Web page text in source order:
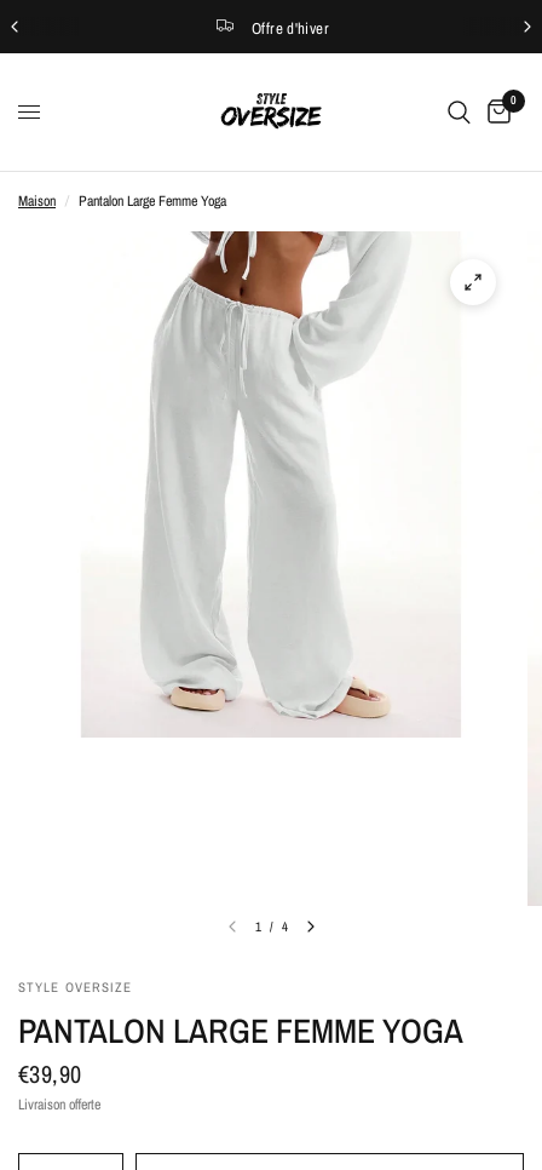
0
Maison / Pantalon Large Femme Yoga
1 / 4
STYLE OVERSIZE
PANTALON LARGE FEMME YOGA
€39,90
Livraison offerte